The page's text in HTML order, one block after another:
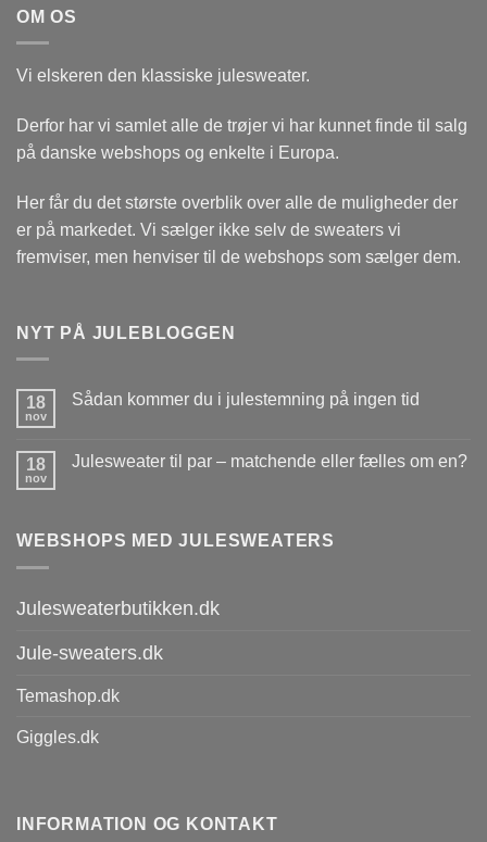
OM OS
Vi elskeren den klassiske julesweater.
Derfor har vi samlet alle de trøjer vi har kunnet finde til salg
på danske webshops og enkelte i Europa.
Her får du det største overblik over alle de muligheder der
er på markedet. Vi sælger ikke selv de sweaters vi
fremviser, men henviser til de webshops som sælger dem.
NYT PÅ JULEBLOGGEN
18
nov
Sådan kommer du i julestemning på ingen tid
18
nov
Julesweater til par – matchende eller fælles om en?
WEBSHOPS MED JULESWEATERS
Julesweaterbutikken.dk
Jule-sweaters.dk
Temashop.dk
Giggles.dk
INFORMATION OG KONTAKT